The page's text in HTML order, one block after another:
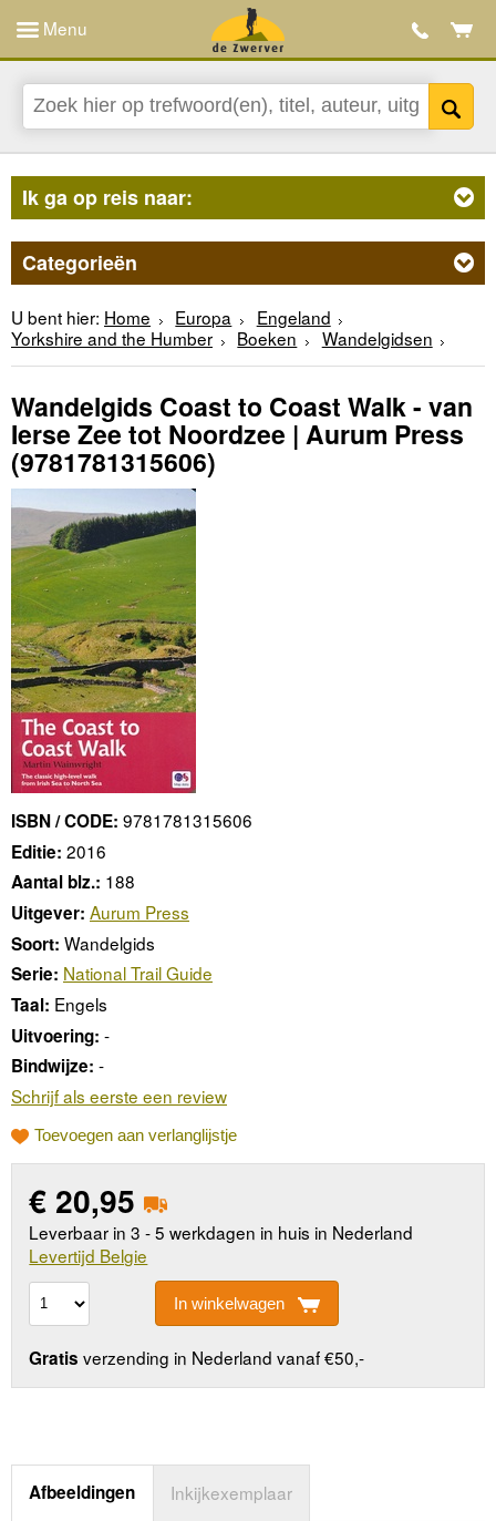
Menu
Ik ga op reis naar:
Categorieën
U bent hier: Home Europa
Engeland
Yorkshire and the Humber
Boeken Wandelgidsen
Wandelgids Coast to Coast Walk - van
Ierse Zee tot Noordzee | Aurum Press
(9781781315606)
ISBN / CODE: 9781781315606
Editie: 2016
Aantal blz.: 188
Uitgever: Aurum Press
Soort: Wandelgids
Serie: National Trail Guide
Taal: Engels
Uitvoering: -
Bindwijze: -
Schrijf als eerste een review
Toevoegen aan verlanglijstje
€ 20,95
Leverbaar in 3 - 5 werkdagen in huis in Nederland
Levertijd Belgie
In winkelwagen
Gratis verzending in Nederland vanaf €50,-
Afbeeldingen Inkijkexemplaar